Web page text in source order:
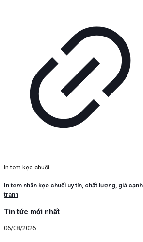
In tem kẹo chuối
In tem nhãn kẹo chuối uy tín, chất lượng, giá cạnh
tranh
Tin tức mới nhất
06/08/2026